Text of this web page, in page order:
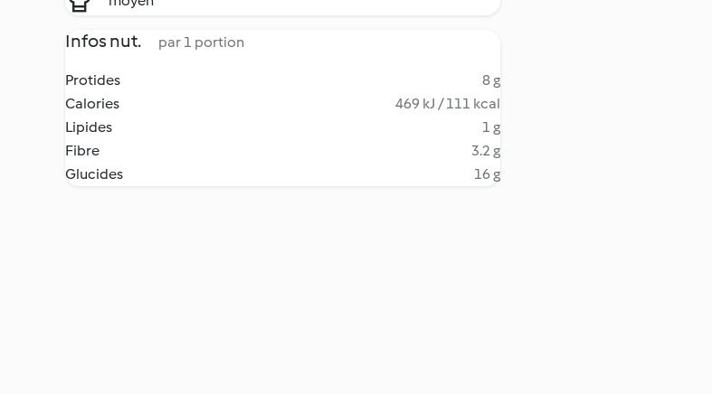
Infos nut. par 1 portion
Protides
8 g
Calories
469 kJ / 111 kcal
Lipides
1 g
Fibre
3.2 g
Glucides
16 g